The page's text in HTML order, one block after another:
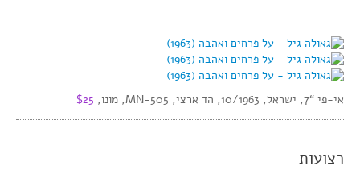
אי-פי “7, ישראל, 10/1963, הד ארצי, MN-505, מונו, $25
רצועות